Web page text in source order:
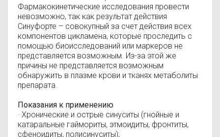
Фармакокинетические исследования провести
невозможно, так как результат действия
Синуфорте – совокупный за счет действия всех
компонентов цикламена, которые проследить с
помощью биоисследований или маркеров не
представляется возможным. Из-за этой же
причины не представляется возможным
обнаружить в плазме крови и тканях метаболиты
препарата.
Показания к применению
· Хронические и острые синуситы (гнойные и
катаральные гаймориты, этмоидиты, фронтиты,
сфеноидиты, полисинуситы);